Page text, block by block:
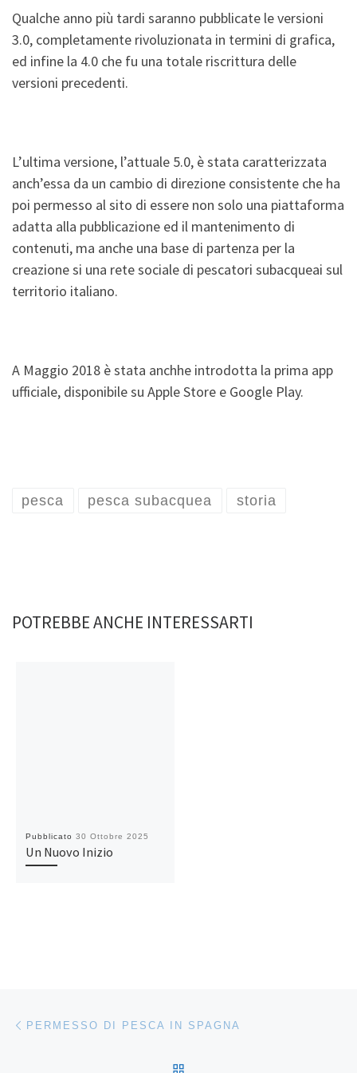
Qualche anno più tardi saranno pubblicate le versioni
3.0, completamente rivoluzionata in termini di grafica,
ed infine la 4.0 che fu una totale riscrittura delle
versioni precedenti.
L’ultima versione, l’attuale 5.0, è stata caratterizzata
anch’essa da un cambio di direzione consistente che ha
poi permesso al sito di essere non solo una piattaforma
adatta alla pubblicazione ed il mantenimento di
contenuti, ma anche una base di partenza per la
creazione si una rete sociale di pescatori subacqueai sul
territorio italiano.
A Maggio 2018 è stata anchhe introdotta la prima app
ufficiale, disponibile su Apple Store e Google Play.
pesca pesca subacquea storia
POTREBBE ANCHE INTERESSARTI
Pubblicato 30 Ottobre 2025
Un Nuovo Inizio
Navigazione articoli
PERMESSO DI PESCA IN SPAGNA